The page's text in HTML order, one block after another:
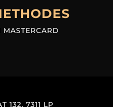
132, 7311 LP